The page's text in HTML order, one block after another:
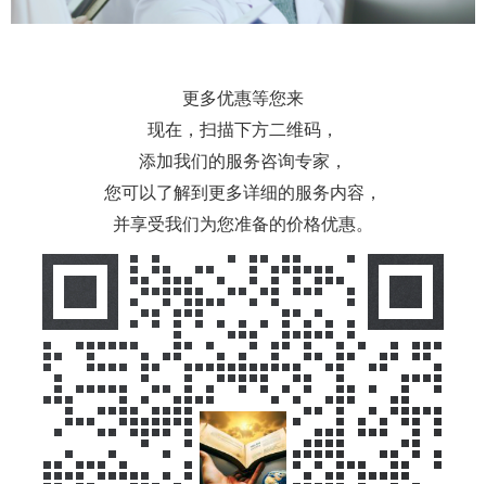
更多优惠等您来
现在，扫描下方二维码，
添加我们的服务咨询专家，
您可以了解到更多详细的服务内容，
并享受我们为您准备的价格优惠。